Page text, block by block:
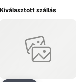
Kiválasztott szállás